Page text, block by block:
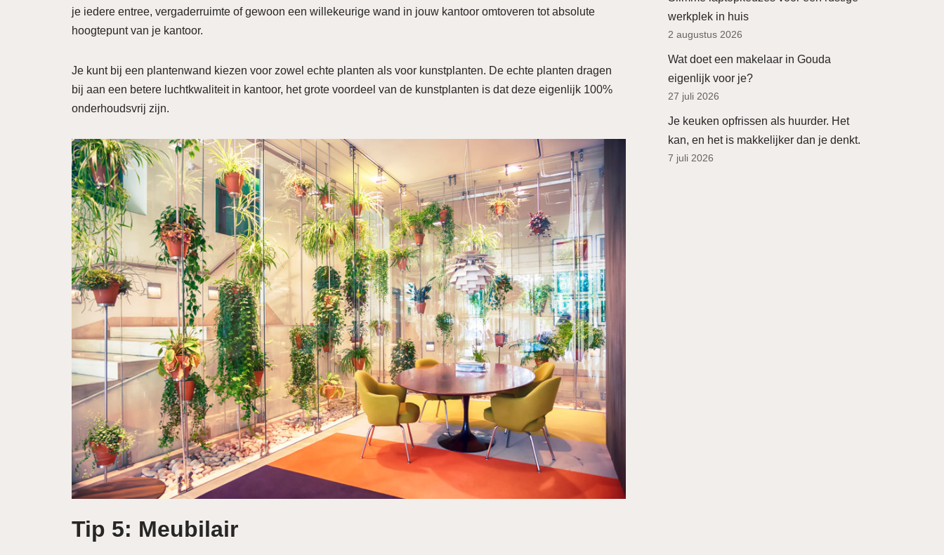
je iedere entree, vergaderruimte of gewoon een willekeurige wand in jouw kantoor omtoveren tot absolute
hoogtepunt van je kantoor.
Je kunt bij een plantenwand kiezen voor zowel echte planten als voor kunstplanten. De echte planten dragen
bij aan een betere luchtkwaliteit in kantoor, het grote voordeel van de kunstplanten is dat deze eigenlijk 100%
onderhoudsvrij zijn.
Tip 5: Meubilair
werkplek in huis
2 augustus 2026
Wat doet een makelaar in Gouda
eigenlijk voor je?
27 juli 2026
Je keuken opfrissen als huurder. Het
kan, en het is makkelijker dan je denkt.
7 juli 2026